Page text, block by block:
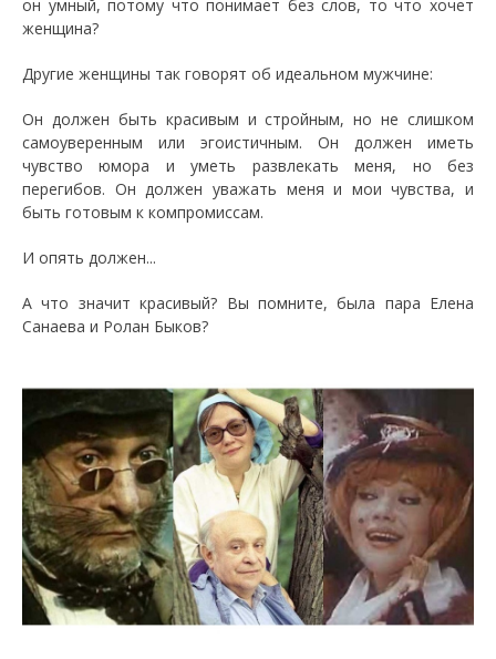
он умный, потому что понимает без слов, то что хочет
женщина?
Другие женщины так говорят об идеальном мужчине:
Он должен быть красивым и стройным, но не слишком
самоуверенным или эгоистичным. Он должен иметь
чувство юмора и уметь развлекать меня, но без
перегибов. Он должен уважать меня и мои чувства, и
быть готовым к компромиссам.
И опять должен...
А что значит красивый? Вы помните, была пара Елена
Санаева и Ролан Быков?